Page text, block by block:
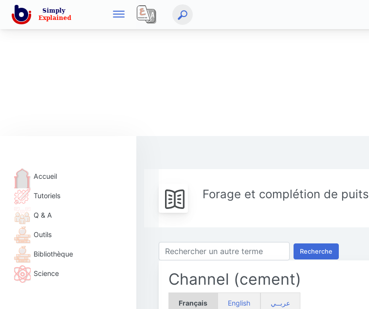
Accueil
Tutoriels
Q & A
Outils
Bibliothèque
Science
Forage et complétion de puits
Recherche
Channel (cement)
Français English عربــي